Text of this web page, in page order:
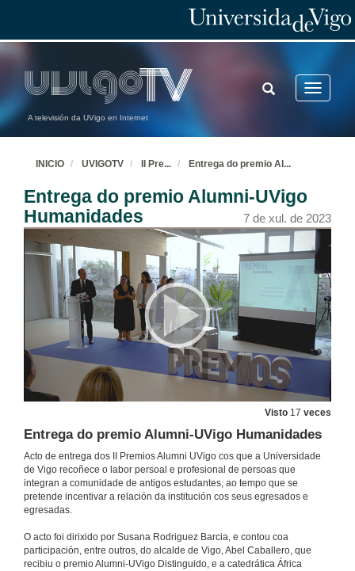
A televisión da UVigo en Internet
Toggle
TOGGLE
SEARCH
INICIO UVIGOTV II Pre... Entrega do premio Al ...
Entrega do premio Alumni-UVigo
Humanidades
7 de xul. de 2023
Visto 17 veces
Entrega do premio Alumni-UVigo Humanidades
Acto de entrega dos II Premios Alumni UVigo cos que a Universidade
de Vigo recoñece o labor persoal e profesional de persoas que
integran a comunidade de antigos estudantes, ao tempo que se
pretende incentivar a relación da institución cos seus egresados e
egresadas.
O acto foi dirixido por Susana Rodriguez Barcia, e contou coa
participación, entre outros, do alcalde de Vigo, Abel Caballero, que
recibiu o premio Alumni-UVigo Distinguido, e a catedrática África